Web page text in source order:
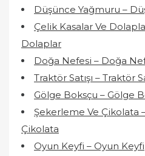
Düşünce Yağmuru –
Çelik Kasalar Ve
Dolaplar
Doğa Nefesi – Doğa
Traktör Satışı – Traktör
Gölge Boksçu – Gölge
Şekerleme Ve Çikolata
Çikolata
Oyun Keyfi – Oyun Keyfi